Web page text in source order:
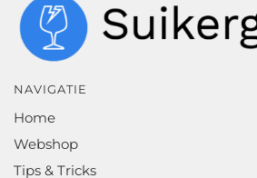
NAVIGATIE
Home
Webshop
Tips & Tricks